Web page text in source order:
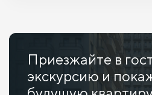
Приезжайте в
экскурсию и